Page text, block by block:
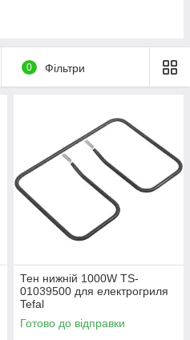
0 Фільтри
Тен нижній 1000W TS-
01039500 для електрогриля
Tefal
Готово до відправки